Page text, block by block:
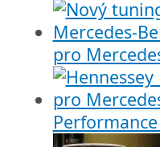
pro